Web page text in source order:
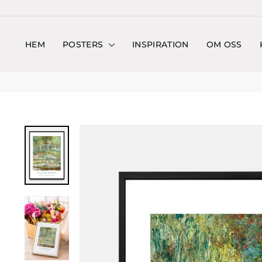
HEM POSTERS INSPIRATION OM OSS